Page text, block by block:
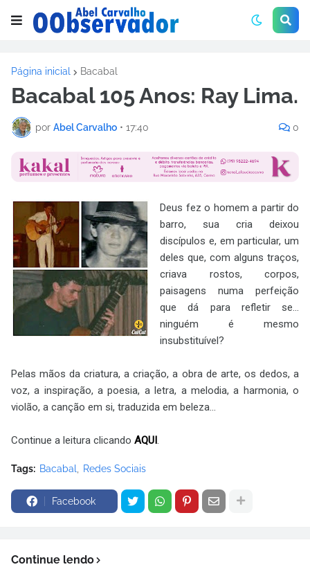
Página inicial Bacabal
Bacabal 105 Anos: Ray Lima.
por Abel Carvalho • 17:40 0
Deus fez o homem a partir do
barro, sua cria deixou
discípulos e, em particular, um
deles que, com alguns traços,
criava rostos, corpos,
paisagens numa perfeição
que dá para refletir se...
ninguém é mesmo
insubstituível?
Pelas mãos da criatura, a criação, a obra de arte, os dedos, a
voz, a inspiração, a poesia, a letra, a melodia, a harmonia, o
violão, a canção em si, traduzida em beleza...
Continue a leitura clicando AQUI.
Tags: Bacabal Redes Sociais
Facebook
Continue lendo